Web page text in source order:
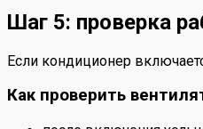
Шаг 5: проверка
Если кондиционер
Как проверить